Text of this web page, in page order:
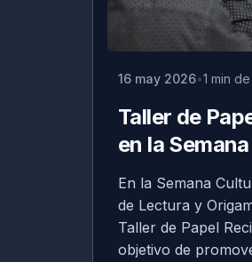
16 may 2026 1 min
Taller de
en la
En la Semana
de Lectura y
Taller de Papel
objetivo de